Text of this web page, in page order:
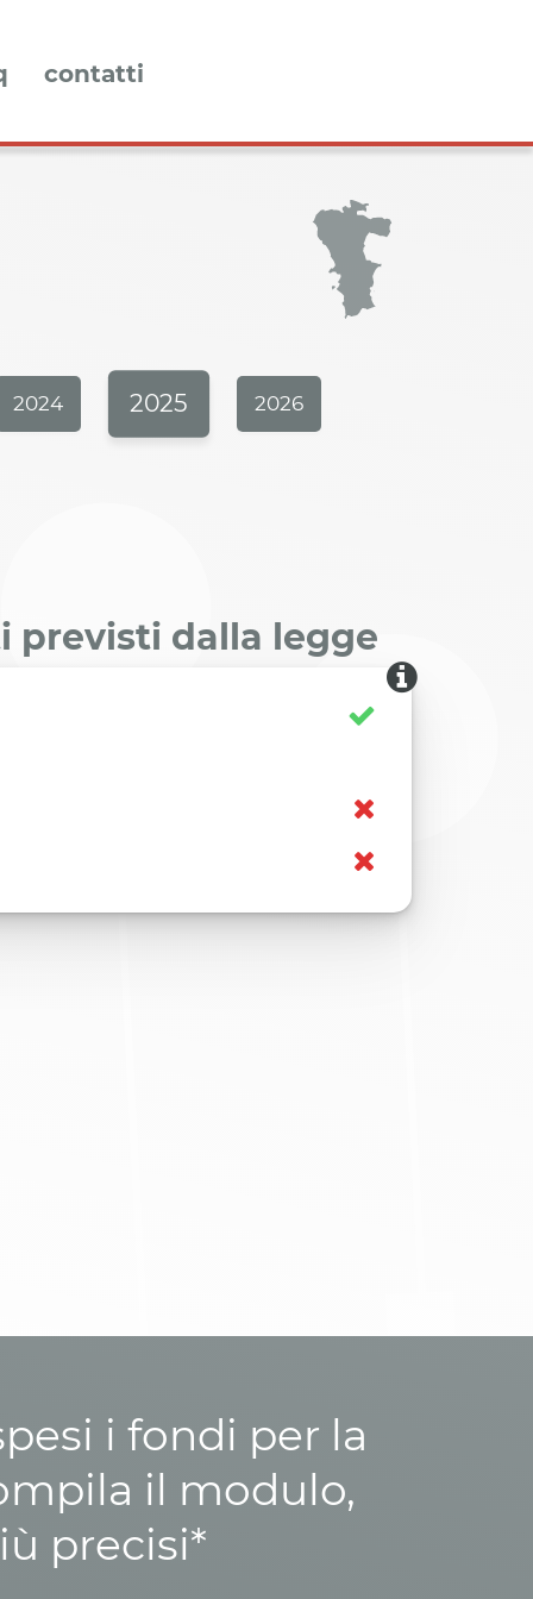
contatti
2024 2025 2026
previsti dalla legge
i fondi per la
il modulo,
precisi*